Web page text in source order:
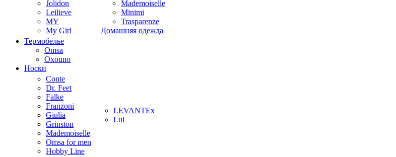
Jolidon
Leilieve
MY
My Girl
Mademoiselle
Minimi
Trasparenze
Домашняя одежда
Термобелье
Omsa
Oxouno
Носки
Conte
Dr. Feet
Falke
Franzoni
Giulia
Grinston
Mademoiselle
Omsa for men
Hobby Line
LEVANTEx
Lui